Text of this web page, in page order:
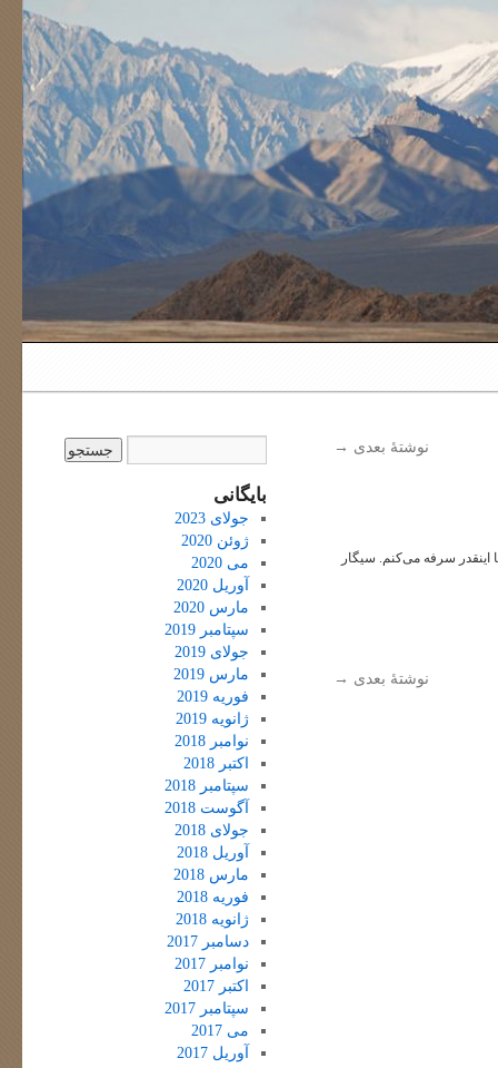
نوشتهٔ بعدی →
سرفه می‌کنم. سیگار
نوشتهٔ بعدی →
بایگانی
جولای 2023
ژوئن 2020
می 2020
آوریل 2020
مارس 2020
سپتامبر 2019
جولای 2019
مارس 2019
فوریه 2019
ژانویه 2019
نوامبر 2018
اکتبر 2018
سپتامبر 2018
آگوست 2018
جولای 2018
آوریل 2018
مارس 2018
فوریه 2018
ژانویه 2018
دسامبر 2017
نوامبر 2017
اکتبر 2017
سپتامبر 2017
می 2017
آوریل 2017